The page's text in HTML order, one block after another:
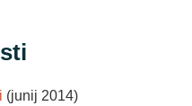
(junij 2014)